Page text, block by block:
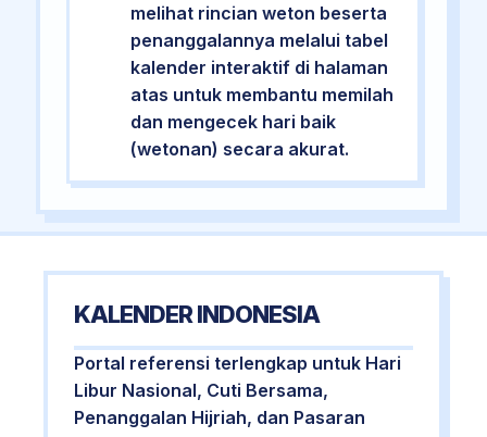
melihat rincian weton beserta
penanggalannya melalui tabel
kalender interaktif di halaman
atas untuk membantu memilah
dan mengecek hari baik
(wetonan) secara akurat.
KALENDER INDONESIA
Portal referensi terlengkap untuk Hari
Libur Nasional, Cuti Bersama,
Penanggalan Hijriah, dan Pasaran